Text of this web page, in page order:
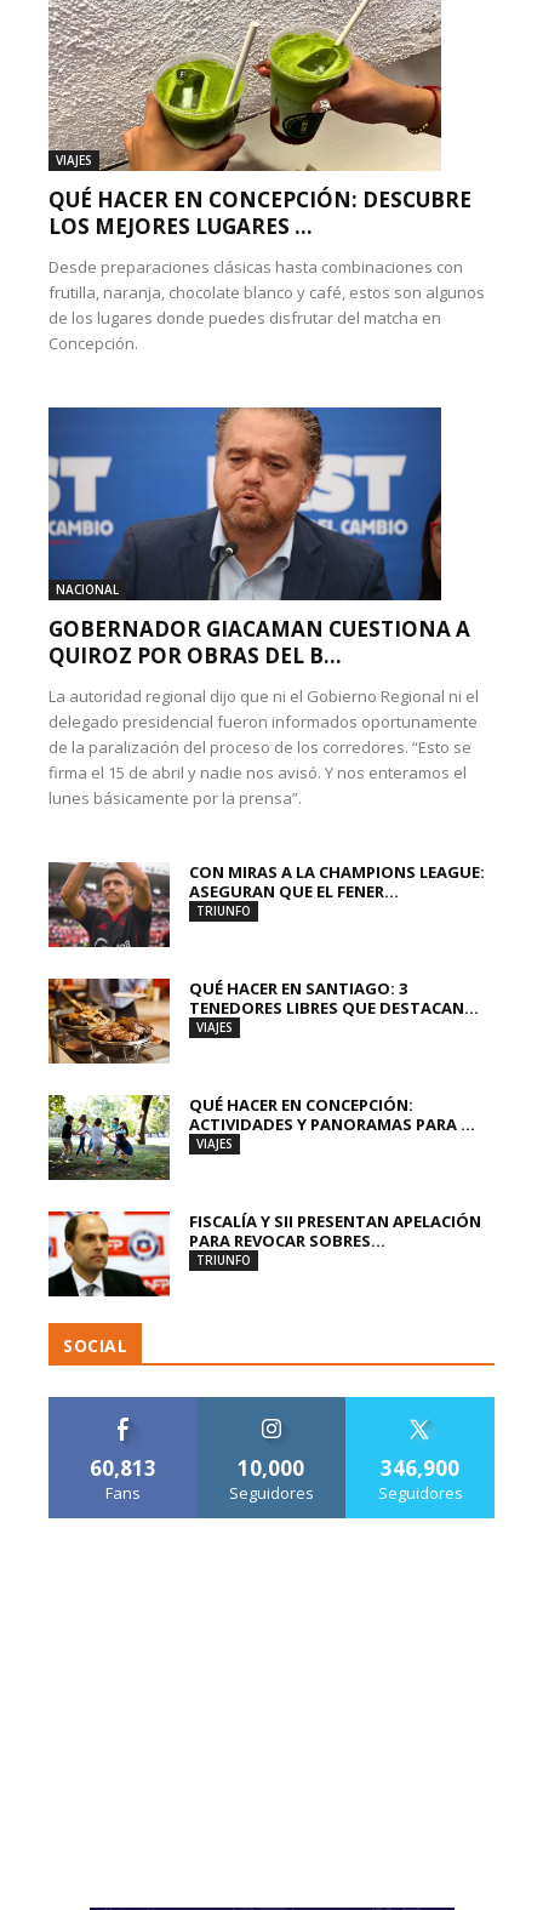
VIAJES
QUÉ HACER EN CONCEPCIÓN: DESCUBRE
LOS MEJORES LUGARES ...
Desde preparaciones clásicas hasta combinaciones con
frutilla, naranja, chocolate blanco y café, estos son algunos
de los lugares donde puedes disfrutar del matcha en
Concepción.
NACIONAL
GOBERNADOR GIACAMAN CUESTIONA A
QUIROZ POR OBRAS DEL B...
La autoridad regional dijo que ni el Gobierno Regional ni el
delegado presidencial fueron informados oportunamente
de la paralización del proceso de los corredores. “Esto se
firma el 15 de abril y nadie nos avisó. Y nos enteramos el
lunes básicamente por la prensa”.
CON MIRAS A LA CHAMPIONS LEAGUE:
ASEGURAN QUE EL FENER...
TRIUNFO
QUÉ HACER EN SANTIAGO: 3
TENEDORES LIBRES QUE DESTACAN...
VIAJES
QUÉ HACER EN CONCEPCIÓN:
ACTIVIDADES Y PANORAMAS PARA ...
VIAJES
FISCALÍA Y SII PRESENTAN APELACIÓN
PARA REVOCAR SOBRES...
TRIUNFO
SOCIAL
60,813
Fans
10,000
Seguidores
346,900
Seguidores